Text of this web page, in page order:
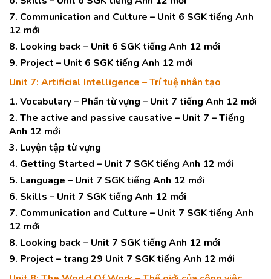
7. Communication and Culture – Unit 6 SGK tiếng Anh
12 mới
8. Looking back – Unit 6 SGK tiếng Anh 12 mới
9. Project – Unit 6 SGK tiếng Anh 12 mới
Unit 7: Artificial Intelligence – Trí tuệ nhân tạo
1. Vocabulary – Phần từ vựng – Unit 7 tiếng Anh 12 mới
2. The active and passive causative – Unit 7 – Tiếng
Anh 12 mới
3. Luyện tập từ vựng
4. Getting Started – Unit 7 SGK tiếng Anh 12 mới
5. Language – Unit 7 SGK tiếng Anh 12 mới
6. Skills – Unit 7 SGK tiếng Anh 12 mới
7. Communication and Culture – Unit 7 SGK tiếng Anh
12 mới
8. Looking back – Unit 7 SGK tiếng Anh 12 mới
9. Project – trang 29 Unit 7 SGK tiếng Anh 12 mới